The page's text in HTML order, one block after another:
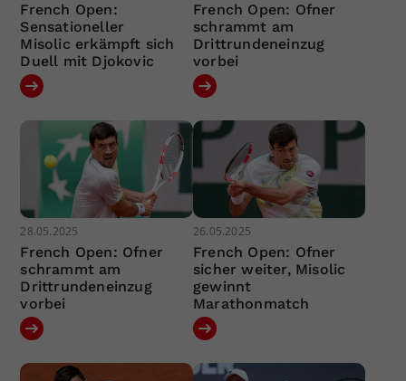
French Open:
Sensationeller
Misolic erkämpft sich
Duell mit Djokovic
French Open: Ofner
schrammt am
Drittrundeneinzug
vorbei
28.05.2025
French Open: Ofner
schrammt am
Drittrundeneinzug
vorbei
26.05.2025
French Open: Ofner
sicher weiter, Misolic
gewinnt
Marathonmatch